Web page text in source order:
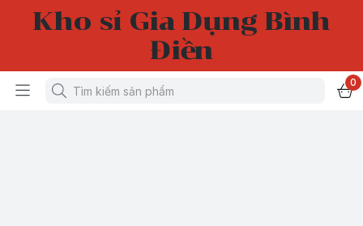
Kho sỉ Gia Dụng Bình
Điền
0